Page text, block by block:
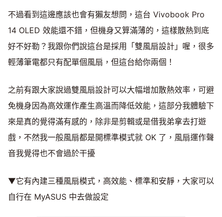
不過看到這邊應該也會有獺友想問，這台 Vivobook Pro
14 OLED 效能還不錯，但機身又算滿薄的，這樣散熱到底
好不好勒？我跟你們說這台是採用「雙風扇設計」喔，很多
輕薄筆電都只有配單個風扇，但這台給你兩個！
之前有跟大家說過雙風扇設計可以大幅增加散熱效率，可避
免機身因為高效運作產生高溫而降低效能，這部分我體驗下
來是真的覺得滿有感的，除非是剪輯或是借我弟拿去打遊
戲，不然我一般風扇都是開標準模式就 OK 了，風扇運作聲
音我覺得也不會過於干擾
▼它有內建三種風扇模式，高效能、標準和安靜，大家可以
自行在 MyASUS 中去做設定